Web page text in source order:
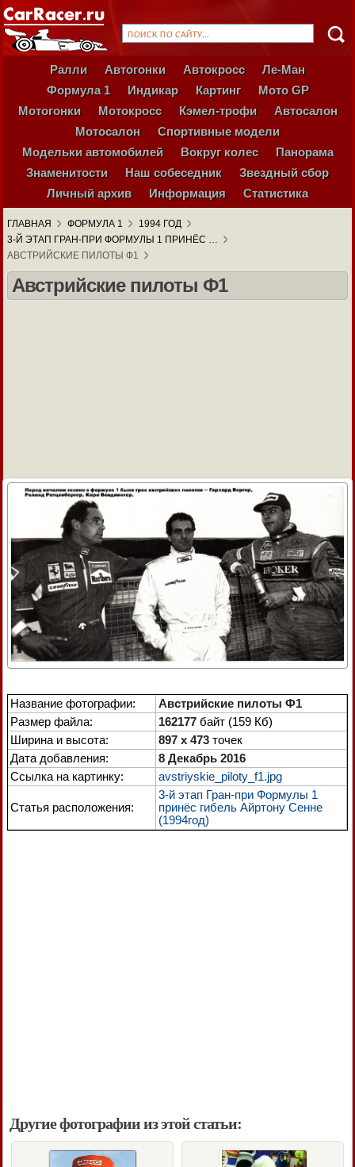
Ралли Автогонки Автокросс
Ле-Ман
Формула 1
Индикар Картинг
Мото GP
Мотогонки
Мотокросс Кэмел-трофи
Автосалон
Мотосалон
Спортивные модели
Модельки автомобилей
Вокруг колес
Панорама
Знаменитости
Наш собеседник
Звездный сбор
Личный архив
Информация Статистика
ГЛАВНАЯ ФОРМУЛА 1
1994 ГОД
3-Й ЭТАП ГРАН-ПРИ ФОРМУЛЫ 1 ПРИНЁС …
АВСТРИЙСКИЕ ПИЛОТЫ Ф1
Австрийские пилоты Ф1
Название фотографии:
Австрийские пилоты Ф1
Размер файла:
162177 байт (159 Кб)
Ширина и высота:
897 x 473 точек
Дата добавления:
8 Декабрь 2016
Ссылка на картинку:
avstriyskie_piloty_f1.jpg
Статья расположения:
3-й этап Гран-при Формулы 1
принёс гибель Айртону Сенне
(1994год)
Другие фотографии из этой статьи: